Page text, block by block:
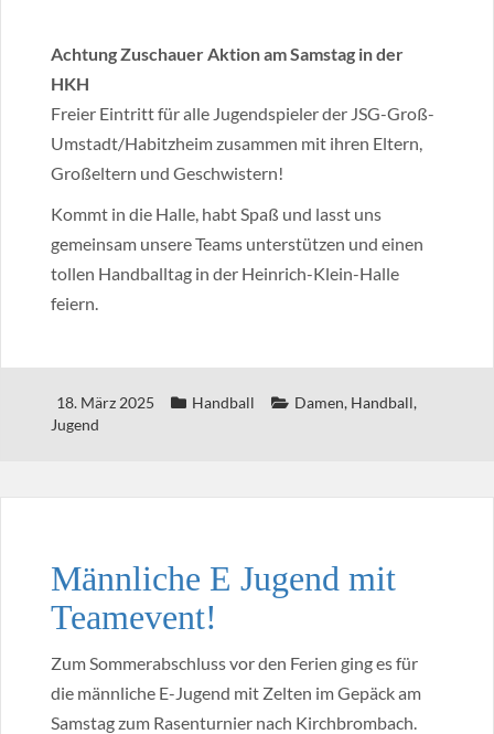
Achtung Zuschauer Aktion am Samstag in der
HKH
Freier Eintritt für alle Jugendspieler der JSG-Groß-
Umstadt/Habitzheim zusammen mit ihren Eltern,
Großeltern und Geschwistern!
Kommt in die Halle, habt Spaß und lasst uns
gemeinsam unsere Teams unterstützen und einen
tollen Handballtag in der Heinrich-Klein-Halle
feiern.
18. März 2025 Handball Damen, Handball,
Jugend
Männliche E Jugend mit
Teamevent!
Zum Sommerabschluss vor den Ferien ging es für
die männliche E-Jugend mit Zelten im Gepäck am
Samstag zum Rasenturnier nach Kirchbrombach.